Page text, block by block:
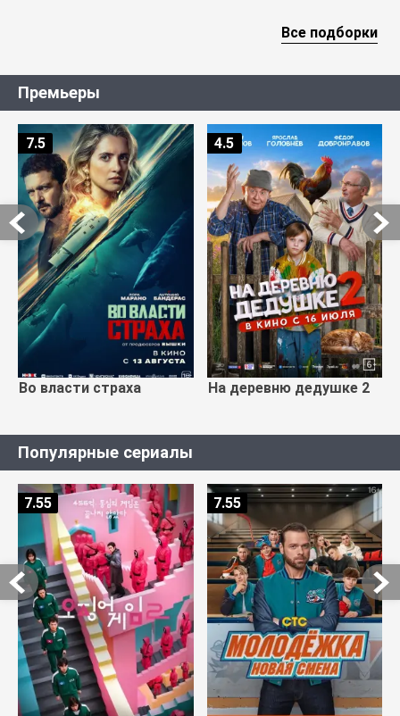
Все подборки
Премьеры
Во власти страха
7.5
На деревню дедушке 2
4.5
Популярные сериалы
7.55 7.55